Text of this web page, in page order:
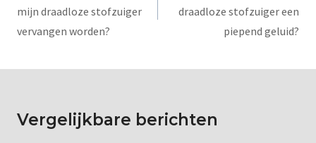
mijn draadloze stofzuiger
vervangen worden?
draadloze stofzuiger een
piepend geluid?
Vergelijkbare berichten